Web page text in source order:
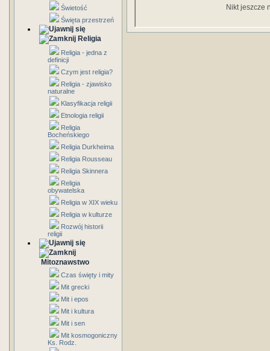
Świetość
Święta przestrzeń
Religia
Religia - jedna z
definicji
Czym jest religia?
Religia - zjawisko
naturalne
Klasyfikacja religii
Etnologia religii
Religia
Bocheńskiego
Religia Durkheima
Religia Rousseau
Religia Skinnera
Religia
obywatelska
Religia w XIX wieku
Religia w kulturze
Rozwój historii
religii
Mitoznawstwo
Czas święty i mity
Mit grecki
Mit i epos
Mit i kultura
Mit i sen
Mit kosmogoniczny
Ks. Rodz.
Nikt jeszcze